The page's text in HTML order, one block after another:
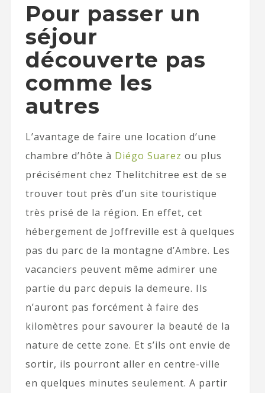
Pour passer un
séjour
découverte pas
comme les
autres
L’avantage de faire une location d’une
chambre d’hôte à Diégo Suarez ou plus
précisément chez Thelitchitree est de se
trouver tout près d’un site touristique
très prisé de la région. En effet, cet
hébergement de Joffreville est à quelques
pas du parc de la montagne d’Ambre. Les
vacanciers peuvent même admirer une
partie du parc depuis la demeure. Ils
n’auront pas forcément à faire des
kilomètres pour savourer la beauté de la
nature de cette zone. Et s’ils ont envie de
sortir, ils pourront aller en centre-ville
en quelques minutes seulement. A partir